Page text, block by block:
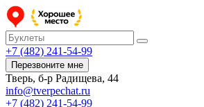
+7 (482) 241-54-99
Перезвоните мне
Тверь, б-р Радищева, 44
info@tverpechat.ru
+7 (482) 241-54-99